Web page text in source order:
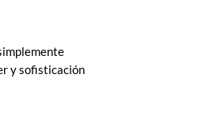
y sofisticación